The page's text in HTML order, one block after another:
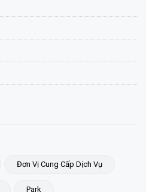
Đơn Vị Cung Cấp Dịch Vụ
Park